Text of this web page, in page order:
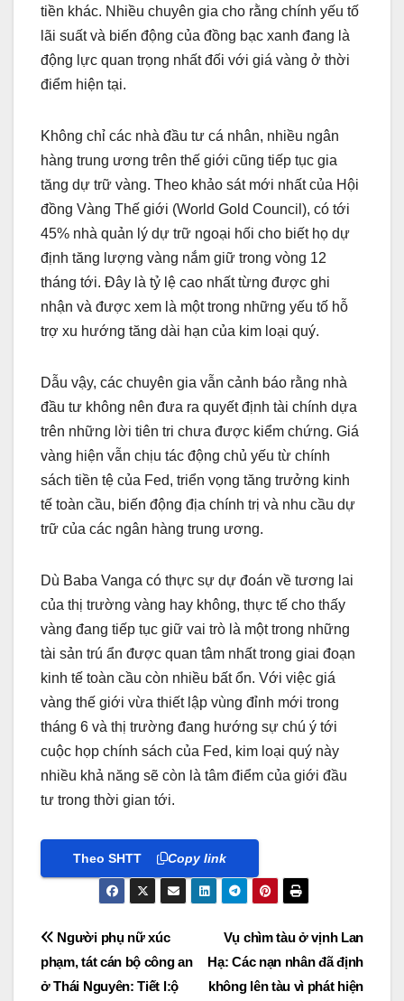
tiền khác. Nhiều chuyên gia cho rằng chính yếu tố
lãi suất và biến động của đồng bạc xanh đang là
động lực quan trọng nhất đối với giá vàng ở thời
điểm hiện tại.
Không chỉ các nhà đầu tư cá nhân, nhiều ngân
hàng trung ương trên thế giới cũng tiếp tục gia
tăng dự trữ vàng. Theo khảo sát mới nhất của Hội
đồng Vàng Thế giới (World Gold Council), có tới
45% nhà quản lý dự trữ ngoại hối cho biết họ dự
định tăng lượng vàng nắm giữ trong vòng 12
tháng tới. Đây là tỷ lệ cao nhất từng được ghi
nhận và được xem là một trong những yếu tố hỗ
trợ xu hướng tăng dài hạn của kim loại quý.
Dẫu vậy, các chuyên gia vẫn cảnh báo rằng nhà
đầu tư không nên đưa ra quyết định tài chính dựa
trên những lời tiên tri chưa được kiểm chứng. Giá
vàng hiện vẫn chịu tác động chủ yếu từ chính
sách tiền tệ của Fed, triển vọng tăng trưởng kinh
tế toàn cầu, biến động địa chính trị và nhu cầu dự
trữ của các ngân hàng trung ương.
Dù Baba Vanga có thực sự dự đoán về tương lai
của thị trường vàng hay không, thực tế cho thấy
vàng đang tiếp tục giữ vai trò là một trong những
tài sản trú ẩn được quan tâm nhất trong giai đoạn
kinh tế toàn cầu còn nhiều bất ổn. Với việc giá
vàng thế giới vừa thiết lập vùng đỉnh mới trong
tháng 6 và thị trường đang hướng sự chú ý tới
cuộc họp chính sách của Fed, kim loại quý này
nhiều khả năng sẽ còn là tâm điểm của giới đầu
tư trong thời gian tới.
Theo SHTT Copy link
Post
navigation
Vụ chìm tàu ở vịnh Lan
Hạ: Các nạn nhân đã định
không lên tàu vì phát hiện
Người phụ nữ xúc
phạm, tát cán bộ công an
ở Thái Nguyên: Tiết l:ộ